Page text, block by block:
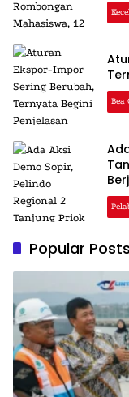
Bea
Popular Posts